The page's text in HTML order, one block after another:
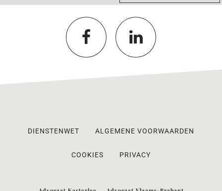
DIENSTENWET ALGEMENE VOORWAARDEN
COOKIES PRIVACY